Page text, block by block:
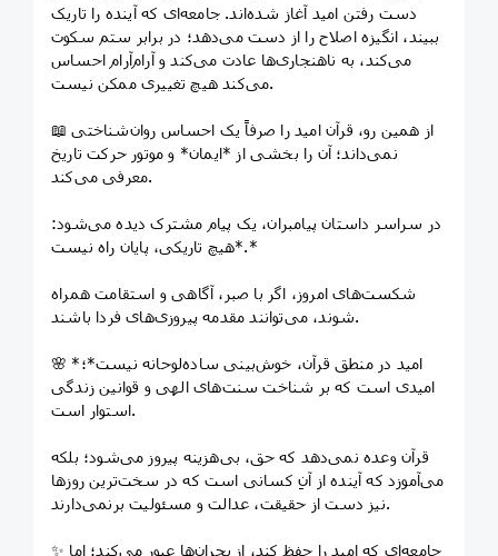
دست رفتن امید آغاز شده‌اند. جامعه‌ای که آینده را تاریک
ببیند، انگیزه اصلاح را از دست می‌دهد؛ در برابر ستم سکوت
می‌کند، به ناهنجاری‌ها عادت می‌کند و آرام‌آرام احساس
می‌کند هیچ تغییری ممکن نیست.
📖 از همین رو، قرآن امید را صرفاً یک احساس روان‌شناختی
نمی‌داند؛ آن را بخشی از *ایمان* و موتور حرکت تاریخ
معرفی می‌کند.
در سراسر داستان پیامبران، یک پیام مشترک دیده می‌شود:
*هیچ تاریکی، پایان راه نیست.*
شکست‌های امروز، اگر با صبر، آگاهی و استقامت همراه
شوند، می‌توانند مقدمه پیروزی‌های فردا باشند.
🌸 *امید در منطق قرآن، خوش‌بینی ساده‌لوحانه نیست*؛
امیدی است که بر شناخت سنت‌های الهی و قوانین زندگی
استوار است.
قرآن وعده نمی‌دهد که حق، بی‌هزینه پیروز می‌شود؛ بلکه
می‌آموزد که آینده از آنِ کسانی است که در سخت‌ترین روزها
نیز دست از حقیقت، عدالت و مسئولیت برنمی‌دارند.
✨ جامعه‌ای که امید را حفظ کند، از بحران‌ها عبور می‌کند؛ اما